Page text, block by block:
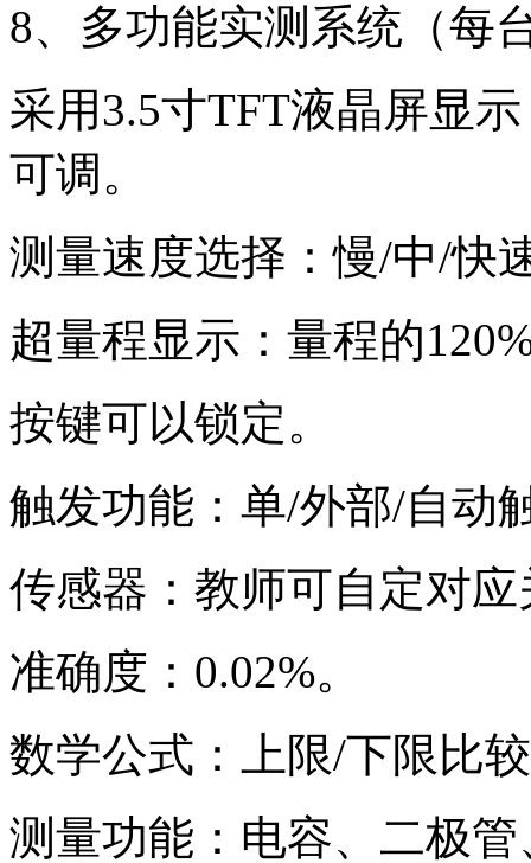
8、多功能实测系统（每
采用3.5寸TFT液晶屏显
可调。
测量速度选择：慢/中/快
超量程显示：量程的
按键可以锁定。
触发功能：单/外部/自动
传感器：教师可自定对
准确度：0.02%。
数学公式：上限/下限比
测量功能：电容、二极